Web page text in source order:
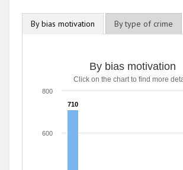
By bias motivation By type of crime
By bias motivation
Click on the chart to find more
710
710
600
800